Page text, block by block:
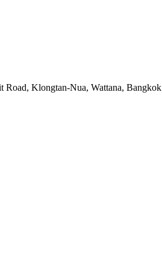
Road, Klongtan-Nua, Wattana,